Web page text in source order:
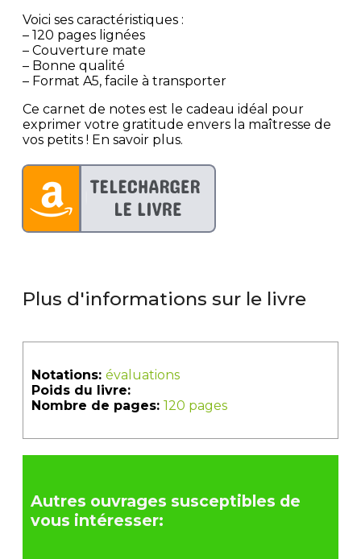
Voici ses caractéristiques :
– 120 pages lignées
– Couverture mate
– Bonne qualité
– Format A5, facile à transporter
Ce carnet de notes est le cadeau idéal pour
exprimer votre gratitude envers la maîtresse de
vos petits ! En savoir plus.
Plus d'informations sur le livre
Notations: évaluations
Poids du livre:
Nombre de pages: 120 pages
Autres ouvrages susceptibles de
vous intéresser: